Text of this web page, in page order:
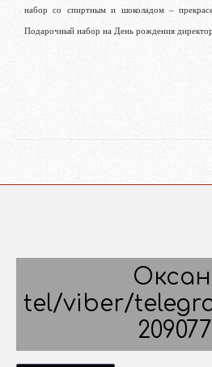
набор со спиртным и шоколадом –
Подарочный набор на День рождения
tel/viber/